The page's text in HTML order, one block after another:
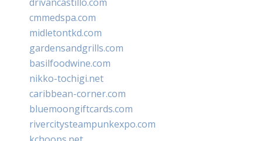
cmmedspa.com
midletontkd.com
gardensandgrills.com
basilfoodwine.com
nikko-tochigi.net
caribbean-corner.com
bluemoongiftcards.com
rivercitysteampunkexpo.com